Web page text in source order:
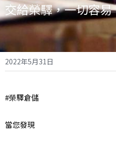
交給榮驛，一切容易
2022年5月31日
#榮驛倉儲
當您發現